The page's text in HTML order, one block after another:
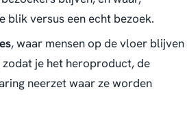
blik versus een echt bezoek.
, waar mensen op de vloer blijven
zodat je het heroproduct, de
neerzet waar ze worden